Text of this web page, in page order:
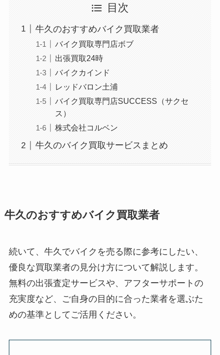
目次
牛久のおすすめバイク買取業者
バイク買取専門店ボブ
出張買取24時
バイクカインド
レッドバロン土浦
バイク買取専門店SUCCESS（サクセ
ス）
株式会社コルベン
牛久のバイク買取サービスまとめ
牛久のおすすめバイク買取業者
続いて、牛久でバイクを売る際に参考にしたい、
優良な買取業者の見分け方について解説します。
無料の出張査定サービスや、アフターサポートの
充実度など、ご自身の目的に合った業者を選ぶた
めの基準としてご活用ください。